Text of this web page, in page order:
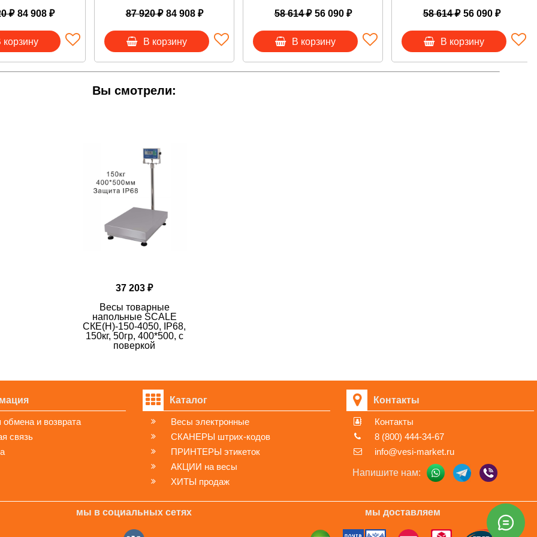
сертификаты, методики проверки, официальные письма:
об утверждении типа СКЕ
по эксплуатации весов СКЕ-Н
можно любым удобным для Вас способом:
Россия, 109263, г. Москва, 7-я ул. Текстильщиков, д.7, корп. 1
₽ 84 908 ₽
корзину
87 920 ₽ 84 908 ₽
В корзину
58 614 ₽ 56 090 ₽
В корзину
58 614 ₽ 56 090 ₽
В корзину
Вы смотрели:
37 203 ₽
Весы товарные
напольные SCALE
СКЕ(Н)-150-4050, IP68,
150кг, 50гр, 400*500, с
поверкой
обмена и возврата
связь
Каталог
Весы электронные
СКАНЕРЫ штрих-кодов
ПРИНТЕРЫ этикеток
АКЦИИ на весы
ХИТЫ продаж
Контакты
Контакты
8 (800) 444-34-67
info@vesi-market.ru
Напишите нам:
мы в социальных сетях мы доставляем